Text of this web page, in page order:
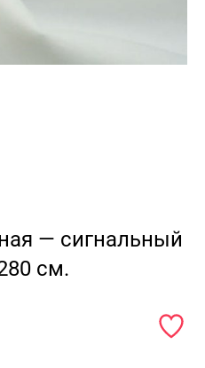
— сигнальный
см.